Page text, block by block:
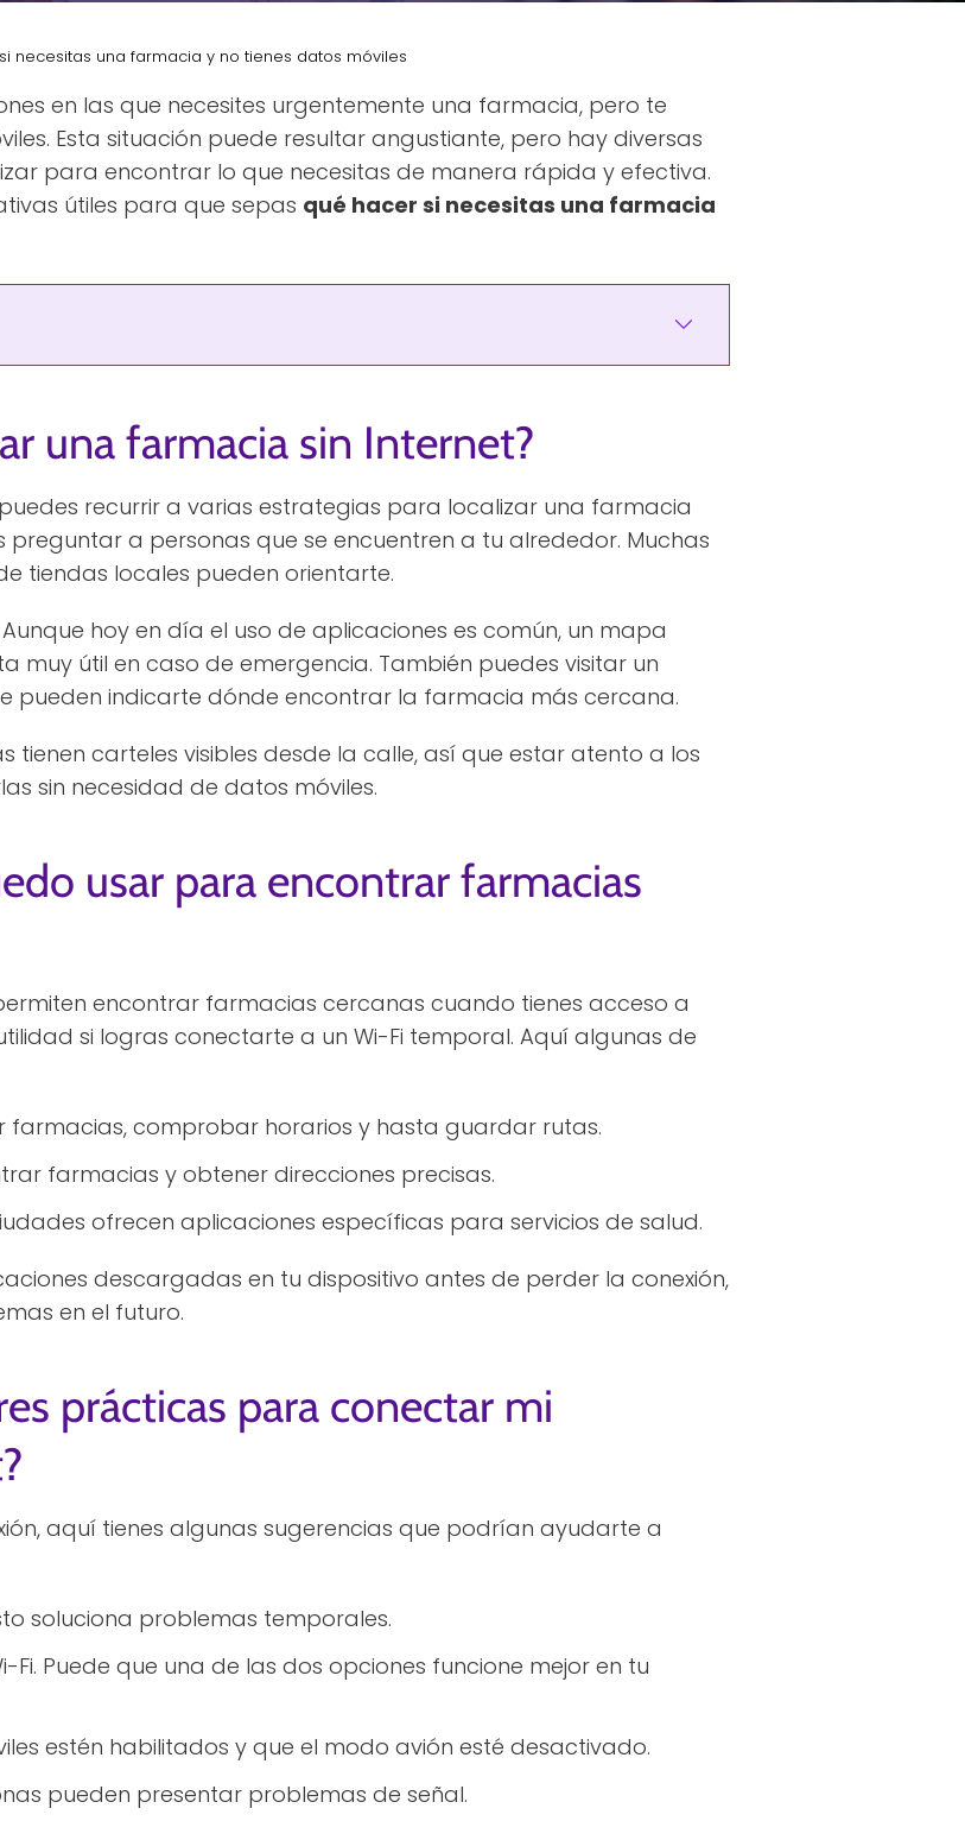
necesitas una farmacia y no tienes datos móviles
en las que necesites urgentemente una farmacia, pero te
Esta situación puede resultar angustiante, pero hay diversas
para encontrar lo que necesitas de manera rápida y efectiva.
útiles para que sepas qué hacer si necesitas una farmacia
una farmacia sin Internet?
recurrir a varias estrategias para localizar una farmacia
a personas que se encuentren a tu alrededor. Muchas
tiendas locales pueden orientarte.
hoy en día el uso de aplicaciones es común, un mapa
muy útil en caso de emergencia. También puedes visitar un
pueden indicarte dónde encontrar la farmacia más cercana.
tienen carteles visibles desde la calle, así que estar atento a los
sin necesidad de datos móviles.
usar para encontrar farmacias
encontrar farmacias cercanas cuando tienes acceso a
si logras conectarte a un Wi-Fi temporal. Aquí algunas de
farmacias, comprobar horarios y hasta guardar rutas.
farmacias y obtener direcciones precisas.
ofrecen aplicaciones específicas para servicios de salud.
descargadas en tu dispositivo antes de perder la conexión,
en el futuro.
prácticas para conectar mi
aquí tienes algunas sugerencias que podrían ayudarte a
soluciona problemas temporales.
Puede que una de las dos opciones funcione mejor en tu
estén habilitados y que el modo avión esté desactivado.
pueden presentar problemas de señal.